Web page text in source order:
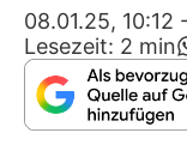
08.01.25, 10:12 -
Lesezeit: 2 min